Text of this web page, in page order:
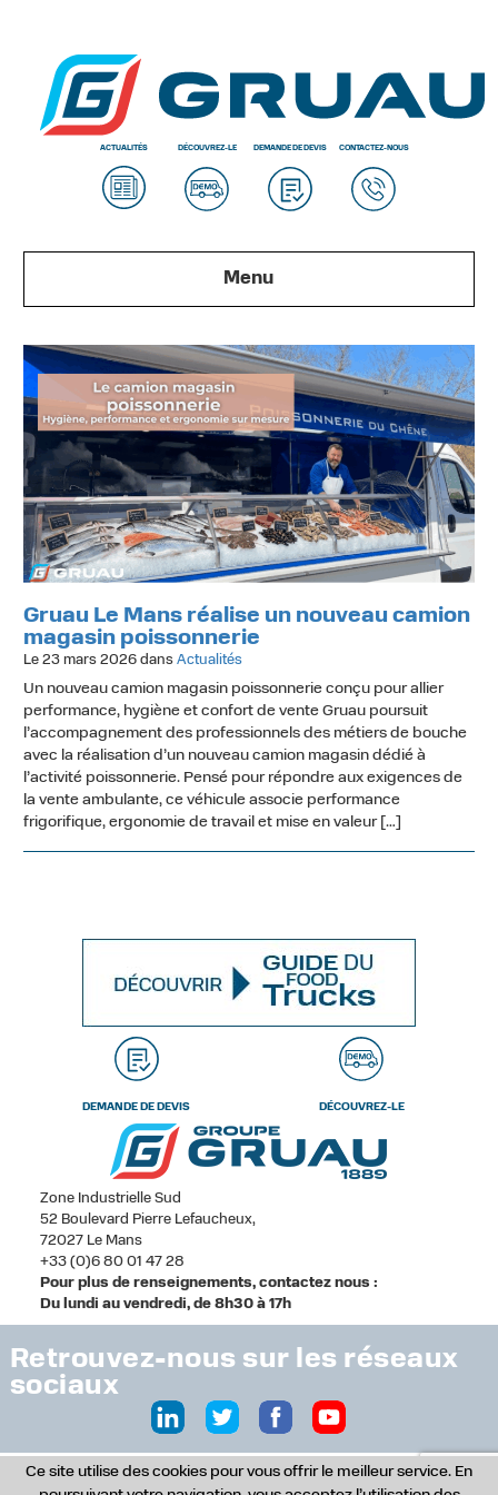
ACTUALITÉS DÉCOUVREZ-LE DEMANDE DE DEVIS CONTACTEZ-NOUS
Menu
Gruau Le Mans réalise un nouveau camion
magasin poissonnerie
Le 23 mars 2026 dansActualités
Un nouveau camion magasin poissonnerie conçu pour allier
performance, hygiène et confort de vente Gruau poursuit
l’accompagnement des professionnels des métiers de bouche
avec la réalisation d’un nouveau camion magasin dédié à
l’activité poissonnerie. Pensé pour répondre aux exigences de
la vente ambulante, ce véhicule associe performance
frigorifique, ergonomie de travail et mise en valeur […]
DEMANDE DE DEVIS DÉCOUVREZ-LE
Zone Industrielle Sud
52 Boulevard Pierre Lefaucheux,
72027 Le Mans
+33 (0)6 80 01 47 28
Pour plus de renseignements, contactez nous :
Du lundi au vendredi, de 8h30 à 17h
Retrouvez-nous sur les réseaux
sociaux
© Copyright 2017 - Tous droits réservés -
Ce site utilise des cookies pour vous offrir le meilleur service. En